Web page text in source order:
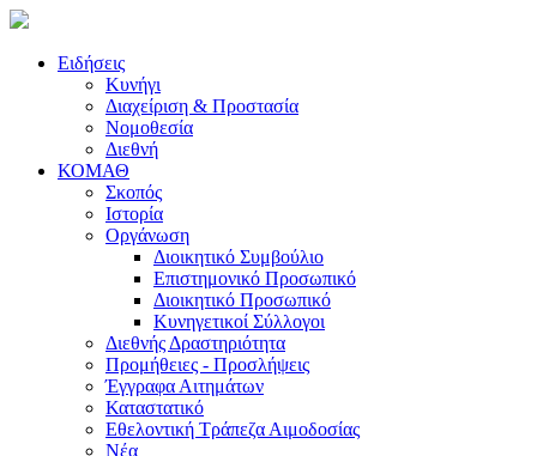
Ειδήσεις
Κυνήγι
Διαχείριση & Προστασία
Νομοθεσία
Διεθνή
ΚΟΜΑΘ
Σκοπός
Ιστορία
Οργάνωση
Διοικητικό Συμβούλιο
Επιστημονικό Προσωπικό
Διοικητικό Προσωπικό
Κυνηγετικοί Σύλλογοι
Διεθνής Δραστηριότητα
Προμήθειες - Προσλήψεις
Έγγραφα Αιτημάτων
Καταστατικό
Εθελοντική Τράπεζα Αιμοδοσίας
Νέα